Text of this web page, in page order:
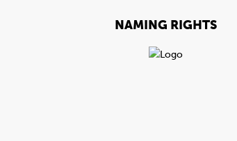
NAMING RIGHTS